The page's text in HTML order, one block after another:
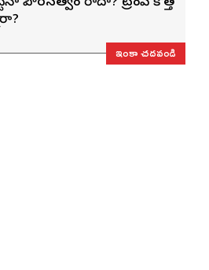
ఇంకా చదవండి